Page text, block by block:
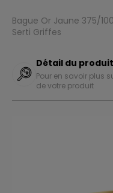
Bague Or Jaune 375/
Serti Griffes
Détail du produit
Pour en savoir plus
de votre produit